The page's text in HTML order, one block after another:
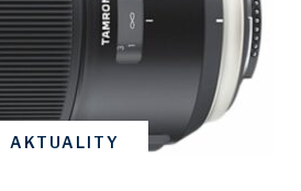
AKTUALITY